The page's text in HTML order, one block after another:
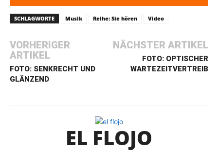
SCHLAGWORTE Musik Reihe: Sie hören Video
VORHERIGER
ARTIKEL
FOTO: SENKRECHT UND
GLÄNZEND
NÄCHSTER ARTIKEL
FOTO: OPTISCHER
WARTEZEITVERTREIB
EL FLOJO